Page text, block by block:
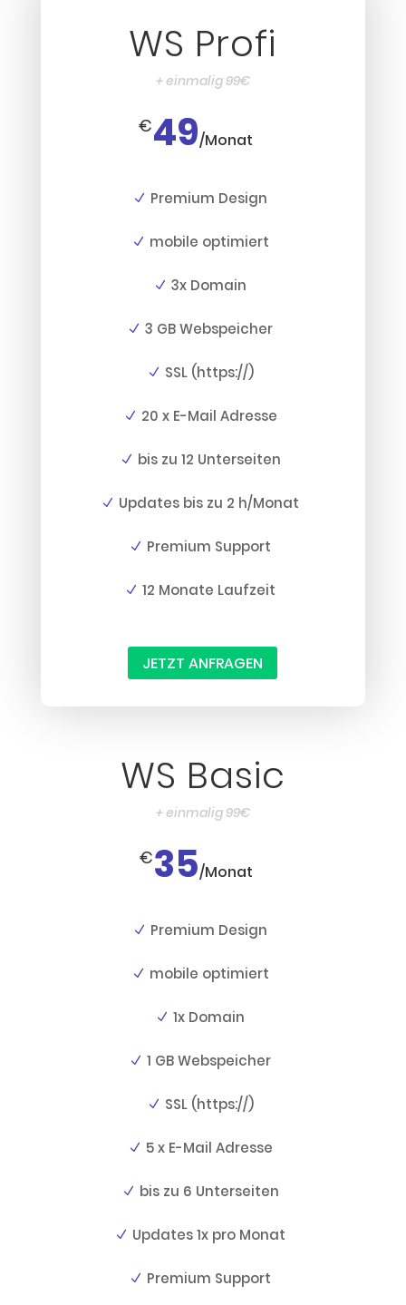
WS Profi
+ einmalig 99€
€49/Monat
Premium Design
mobile optimiert
3x Domain
3 GB Webspeicher
SSL (https://)
20 x E-Mail Adresse
bis zu 12 Unterseiten
Updates bis zu 2 h/Monat
Premium Support
12 Monate Laufzeit
JETZT ANFRAGEN
WS Basic
+ einmalig 99€
€35/Monat
Premium Design
mobile optimiert
1x Domain
1 GB Webspeicher
SSL (https://)
5 x E-Mail Adresse
bis zu 6 Unterseiten
Updates 1x pro Monat
Premium Support